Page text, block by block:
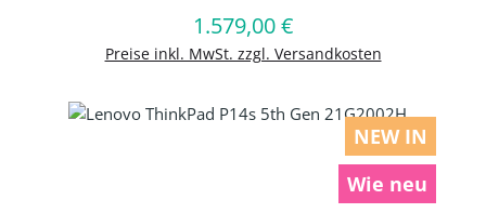
Regulärer Preis:
1.579,00 €
Preise inkl. MwSt. zzgl. Versandkosten
In den Warenkorb
NEW IN
Wie neu